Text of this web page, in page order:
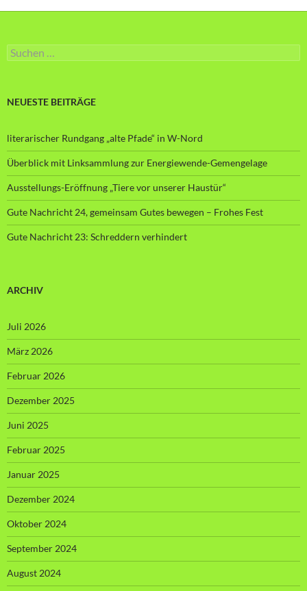
Suche
nach:
NEUESTE BEITRÄGE
literarischer Rundgang „alte Pfade“ in W-Nord
Überblick mit Linksammlung zur Energiewende-Gemengelage
Ausstellungs-Eröffnung „Tiere vor unserer Haustür“
Gute Nachricht 24, gemeinsam Gutes bewegen – Frohes Fest
Gute Nachricht 23: Schreddern verhindert
ARCHIV
Juli 2026
März 2026
Februar 2026
Dezember 2025
Juni 2025
Februar 2025
Januar 2025
Dezember 2024
Oktober 2024
September 2024
August 2024